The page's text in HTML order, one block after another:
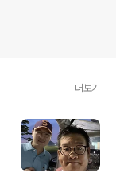
더보기